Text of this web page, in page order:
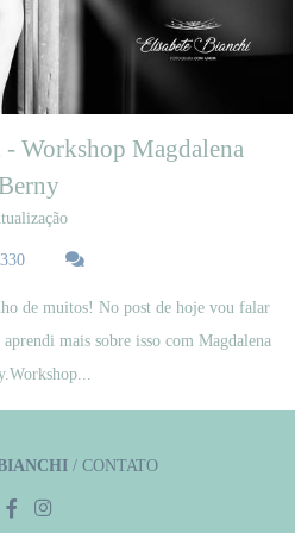
Workshop Magdalena
de muitos! No post de hoje vou falar
mais sobre isso com Magdalena
/ CONTATO